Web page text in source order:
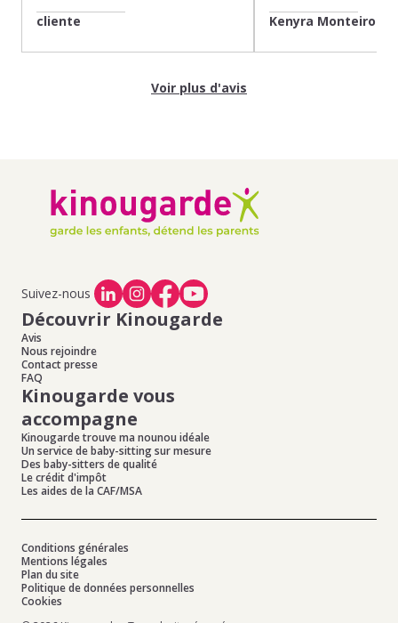
cliente Kenyra Monteiro
Voir plus d'avis
Suivez-nous
Découvrir Kinougarde
Avis
Nous rejoindre
Contact presse
FAQ
Kinougarde vous
accompagne
Kinougarde trouve ma nounou idéale
Un service de baby-sitting sur mesure
Des baby-sitters de qualité
Le crédit d'impôt
Les aides de la CAF/MSA
Conditions générales
Mentions légales
Plan du site
Politique de données personnelles
Cookies